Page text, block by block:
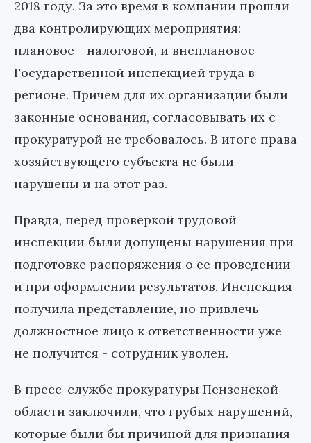
2018 году. За это время в компании прошли
два контролирующих мероприятия:
плановое - налоговой, и внеплановое -
Государственной инспекцией труда в
регионе. Причем для их организации были
законные основания, согласовывать их с
прокуратурой не требовалось. В итоге права
хозяйствующего субъекта не были
нарушены и на этот раз.
Правда, перед проверкой трудовой
инспекции были допущены нарушения при
подготовке распоряжения о ее проведении
и при оформлении результатов. Инспекция
получила представление, но привлечь
должностное лицо к ответственности уже
не получится - сотрудник уволен.
В пресс-службе прокуратуры Пензенской
области заключили, что грубых нарушений,
которые были бы причиной для признания